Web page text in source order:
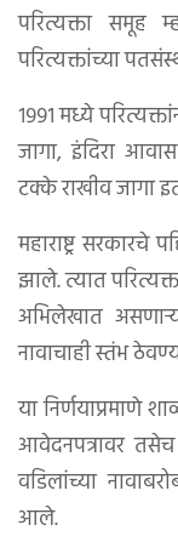
परित्यक्ता समूह
परित्यक्तांच्या
१९९१ मध्ये
जागा, इंदिरा
टक्के राखीव जागा
महाराष्ट्र सरकारचे
झाले. त्यात
अभिलेखात
नावाचाही स्तंभ
या निर्णयाप्रमाणे
आवेदनपत्रावर
वडिलांच्या
आले.